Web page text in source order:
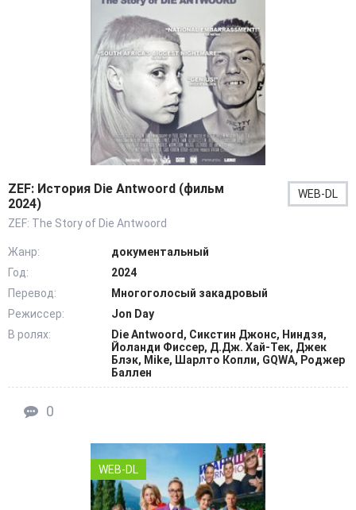
ZEF: История Die Antwoord (фильм
2024)
ZEF: The Story of Die Antwoord
WEB-DL
Жанр:
документальный
Год:
2024
Перевод:
Многоголосый закадровый
Режиссер:
Jon Day
В ролях:
Die Antwoord, Сикстин Джонс, Ниндзя,
Йоланди Фиссер, Д.Дж. Хай-Тек, Джек
Блэк, Mike, Шарлто Копли, GQWA, Роджер
Баллен
0
WEB-DL